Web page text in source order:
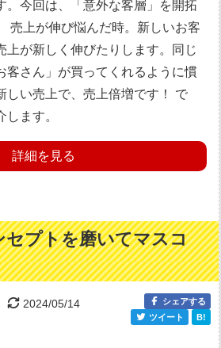
。今回は、「意外な客層」を開拓
売上が伸び悩んだ時。新しいお客
上が新しく伸びたりします。同じ
客さん」が買ってくれるように慣
しい売上で、売上倍増です！ で
ます。
詳細を見る
セプトを磨いてマスコ
2024/05/14
シェアする
ツイート
B!